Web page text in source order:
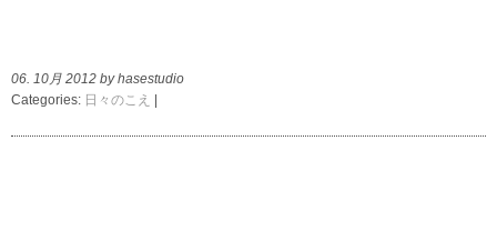
06. 10月 2012 by hasestudio
Categories: 日々のこえ